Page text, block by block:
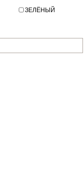
ЗЕЛЁНЫЙ